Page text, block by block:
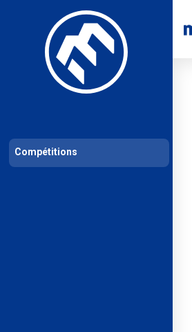
Les compétitions Calendrier de compétitions
Compétitions